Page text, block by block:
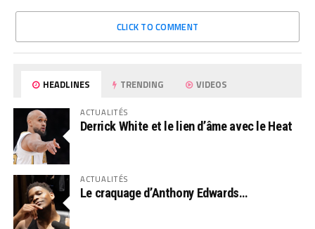
CLICK TO COMMENT
HEADLINES TRENDING VIDEOS
ACTUALITÉS
Derrick White et le lien d’âme avec le Heat
ACTUALITÉS
Le craquage d’Anthony Edwards…